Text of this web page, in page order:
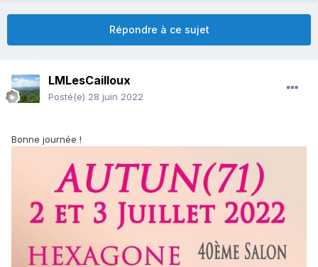
Répondre à ce sujet
LMLesCailloux
Posté(e) 28 juin 2022
Bonne journée !